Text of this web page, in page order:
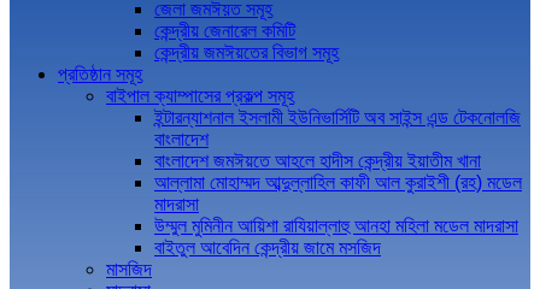
জেলা জমঈয়ত সমূহ
কেন্দ্রীয় জেনারেল কমিটি
কেন্দ্রীয় জমঈয়তের বিভাগ সমূহ
প্রতিষ্ঠান সমূহ
বাইপাল ক্যাম্পাসের প্রকল্প সমূহ
ইন্টারন্যাশনাল ইসলামী ইউনিভার্সিটি অব সাইন্স এন্ড টেকনোলজি
বাংলাদেশ
বাংলাদেশ জমঈয়তে আহলে হাদীস কেন্দ্রীয় ইয়াতীম খানা
আল্লামা মোহাম্মদ আব্দুল্লাহিল কাফী আল কুরাইশী (রহ) মডেল
মাদরাসা
উম্মুল মুমিনীন আয়িশা রাযিয়াল্লাহু আনহা মহিলা মডেল মাদরাসা
বাইতুল আবেদিন কেন্দ্রীয় জামে মসজিদ
মাসজিদ